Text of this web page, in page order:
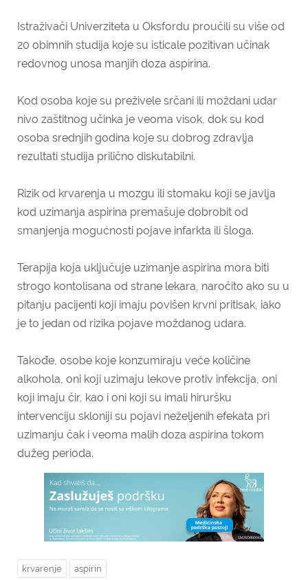
Istraživači Univerziteta u Oksfordu proučili su više od
20 obimnih studija koje su isticale pozitivan učinak
redovnog unosa manjih doza aspirina.
Kod osoba koje su preživele srčani ili moždani udar
nivo zaštitnog učinka je veoma visok, dok su kod
osoba srednjih godina koje su dobrog zdravlja
rezultati studija prilično diskutabilni.
Rizik od krvarenja u mozgu ili stomaku koji se javlja
kod uzimanja aspirina premašuje dobrobit od
smanjenja mogućnosti pojave infarkta ili šloga.
Terapija koja uključuje uzimanje aspirina mora biti
strogo kontolisana od strane lekara, naročito ako su u
pitanju pacijenti koji imaju povišen krvni pritisak, iako
je to jedan od rizika pojave moždanog udara.
Takođe, osobe koje konzumiraju veće količine
alkohola, oni koji uzimaju lekove protiv infekcija, oni
koji imaju čir, kao i oni koji su imali hiruršku
intervenciju skloniji su pojavi neželjenih efekata pri
uzimanju čak i veoma malih doza aspirina tokom
dužeg perioda.
krvarenje aspirin